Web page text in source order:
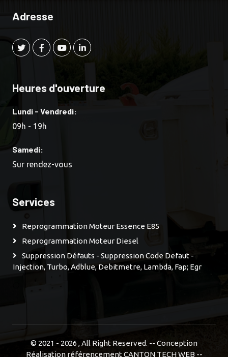
Adresse
Heures d'ouverture
Lundi - Vendredi:
09h - 19h
Samedi:
Sur rendez-vous
Services
Reprogrammation Moteur Essence E85
Reprogrammation Moteur Diesel
Suppression Défauts - Suppression Code Defaut -
Injection, Turbo, Adblue, Debitmetre, Lambda, Fap; Egr
© 2021 - 2026 , All Right Reserved. -- Conception
Réalisation référencementCANTON TECH WEB--